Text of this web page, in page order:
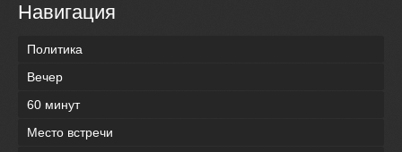
Навигация
Политика
Вечер
60 минут
Место встречи